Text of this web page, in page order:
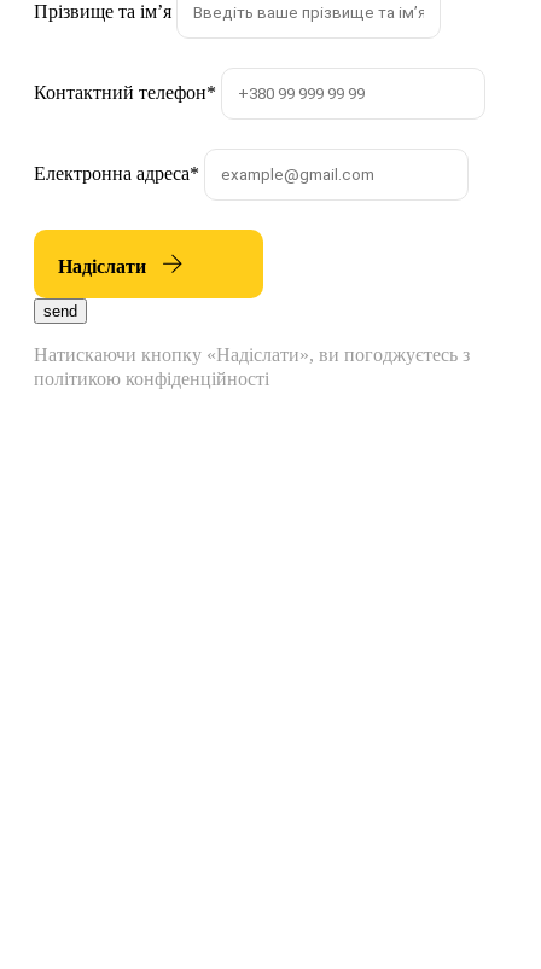
Прізвище та імʼя
Контактний телефон*
Електронна адреса*
Надіслати
send
Натискаючи кнопку «Надіслати», ви погоджуєтесь з
політикою конфіденційності